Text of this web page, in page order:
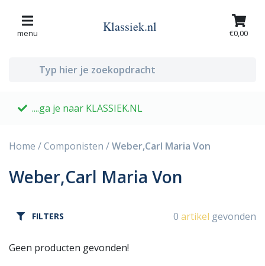
menu Klassiek.nl €0,00
....ga je naar KLASSIEK.NL
Home /Componisten /Weber,Carl Maria Von
Weber,Carl Maria Von
FILTERS 0 artikel gevonden
Geen producten gevonden!